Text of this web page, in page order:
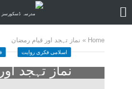
Home
» نماز تہجد اور قیام رمضان
اسلامی فکری روایت
نماز تہجد